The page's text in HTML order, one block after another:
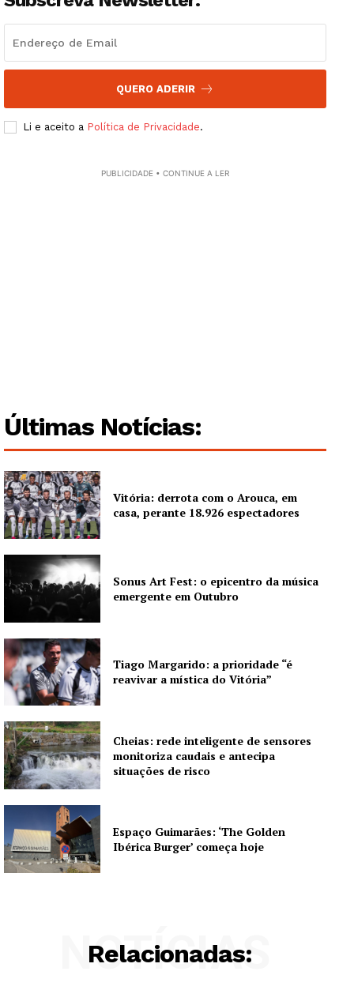
Institucional
QUERO ADERIR
Li e aceito a Política de Privacidade.
PUBLICIDADE • CONTINUE A LER
Últimas Notícias:
Vitória: derrota com o Arouca, em
casa, perante 18.926 espectadores
Sonus Art Fest: o epicentro da música
emergente em Outubro
Tiago Margarido: a prioridade “é
reavivar a mística do Vitória”
Cheias: rede inteligente de sensores
monitoriza caudais e antecipa
situações de risco
Espaço Guimarães: ‘The Golden
Ibérica Burger’ começa hoje
Relacionadas:
NOTÍCIAS